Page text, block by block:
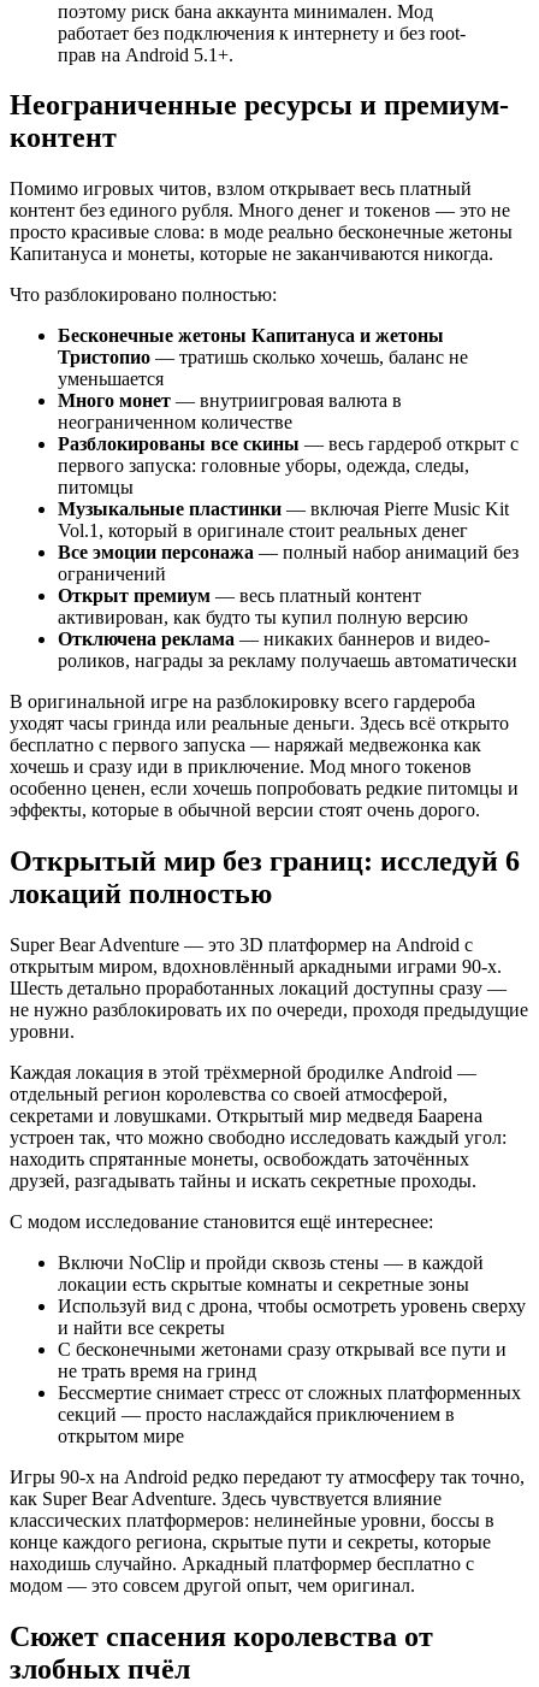
поэтому риск бана аккаунта минимален. Мод
работает без подключения к интернету и без root-
прав на Android 5.1+.
Неограниченные ресурсы и премиум-
контент
Помимо игровых читов, взлом открывает весь платный
контент без единого рубля. Много денег и токенов — это не
просто красивые слова: в моде реально бесконечные жетоны
Капитануса и монеты, которые не заканчиваются никогда.
Что разблокировано полностью:
Бесконечные жетоны Капитануса и жетоны
Тристопио — тратишь сколько хочешь, баланс не
уменьшается
Много монет — внутриигровая валюта в
неограниченном количестве
Разблокированы все скины — весь гардероб открыт с
первого запуска: головные уборы, одежда, следы,
питомцы
Музыкальные пластинки — включая Pierre Music Kit
Vol.1, который в оригинале стоит реальных денег
Все эмоции персонажа — полный набор анимаций без
ограничений
Открыт премиум — весь платный контент
активирован, как будто ты купил полную версию
Отключена реклама — никаких баннеров и видео-
роликов, награды за рекламу получаешь автоматически
В оригинальной игре на разблокировку всего гардероба
уходят часы гринда или реальные деньги. Здесь всё открыто
бесплатно с первого запуска — наряжай медвежонка как
хочешь и сразу иди в приключение. Мод много токенов
особенно ценен, если хочешь попробовать редкие питомцы и
эффекты, которые в обычной версии стоят очень дорого.
Открытый мир без границ: исследуй 6
локаций полностью
Super Bear Adventure — это 3D платформер на Android с
открытым миром, вдохновлённый аркадными играми 90-х.
Шесть детально проработанных локаций доступны сразу —
не нужно разблокировать их по очереди, проходя предыдущие
уровни.
Каждая локация в этой трёхмерной бродилке Android —
отдельный регион королевства со своей атмосферой,
секретами и ловушками. Открытый мир медведя Баарена
устроен так, что можно свободно исследовать каждый угол:
находить спрятанные монеты, освобождать заточённых
друзей, разгадывать тайны и искать секретные проходы.
С модом исследование становится ещё интереснее:
Включи NoClip и пройди сквозь стены — в каждой
локации есть скрытые комнаты и секретные зоны
Используй вид с дрона, чтобы осмотреть уровень сверху
и найти все секреты
С бесконечными жетонами сразу открывай все пути и
не трать время на гринд
Бессмертие снимает стресс от сложных платформенных
секций — просто наслаждайся приключением в
открытом мире
Игры 90-х на Android редко передают ту атмосферу так точно,
как Super Bear Adventure. Здесь чувствуется влияние
классических платформеров: нелинейные уровни, боссы в
конце каждого региона, скрытые пути и секреты, которые
находишь случайно. Аркадный платформер бесплатно с
модом — это совсем другой опыт, чем оригинал.
Сюжет спасения королевства от
злобных пчёл